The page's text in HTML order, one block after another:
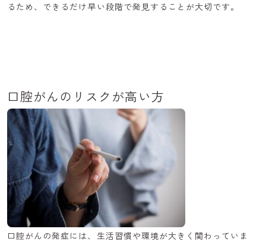
るため、できるだけ早い段階で発見することが大切です。
口腔がんのリスクが高い方
口腔がんの発症には、生活習慣や環境が大きく関わっていま